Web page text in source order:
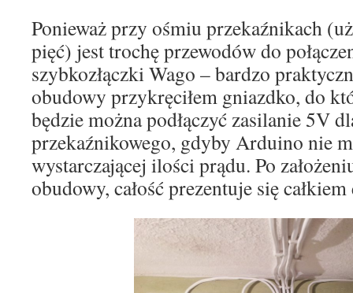
Ponieważ przy ośmiu przekaźnikach
pięć) jest trochę przewodów do
szybkozłączki Wago – bardzo
obudowy przykręciłem gniazdko, do
będzie można podłączyć zasilanie 5V
przekaźnikowego, gdyby Arduino nie
wystarczającej ilości prądu. Po
obudowy, całość prezentuje się